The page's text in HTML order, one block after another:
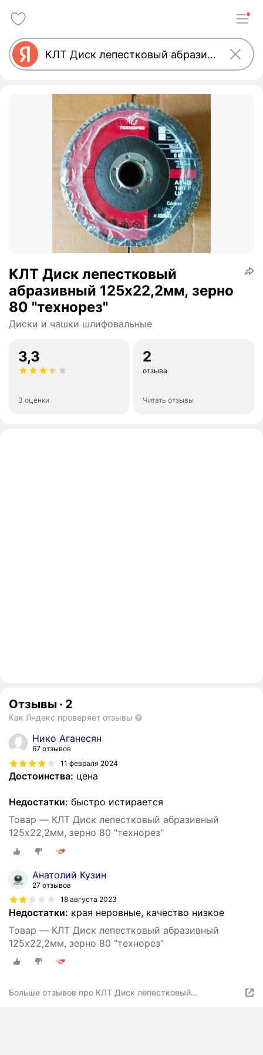
КЛТ Диск лепестковый
абразивный 125х22,2мм, зерно
80 "технорез"
Диски и чашки шлифовальные
3,3
3 оценки
2
отзыва
Читать отзывы
Отзывы · 2
Как Яндекс проверяет отзывы
Нико Аганесян
67 отзывов
11 февраля 2024
Достоинства: цена
Недостатки: быстро истирается
Товар — КЛТ Диск лепестковый абразивный
125х22,2мм, зерно 80 "технорез"
Анатолий Кузин
27 отзывов
18 августа 2023
Недостатки: края неровные, качество низкое
Товар — КЛТ Диск лепестковый абразивный
125х22,2мм, зерно 80 "технорез"
Больше отзывов про КЛТ Диск лепестковый